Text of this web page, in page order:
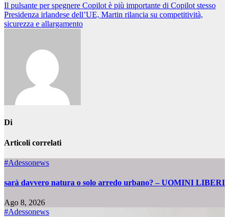
Navigazione
articoli
Il pulsante per spegnere Copilot è più importante di Copilot stesso
Presidenza irlandese dell’UE, Martin rilancia su competitività,
sicurezza e allargamento
Di
Articoli correlati
#Adessonews
sarà davvero natura o solo arredo urbano? – UOMINI LIBERI
Ago 8, 2026
#Adessonews